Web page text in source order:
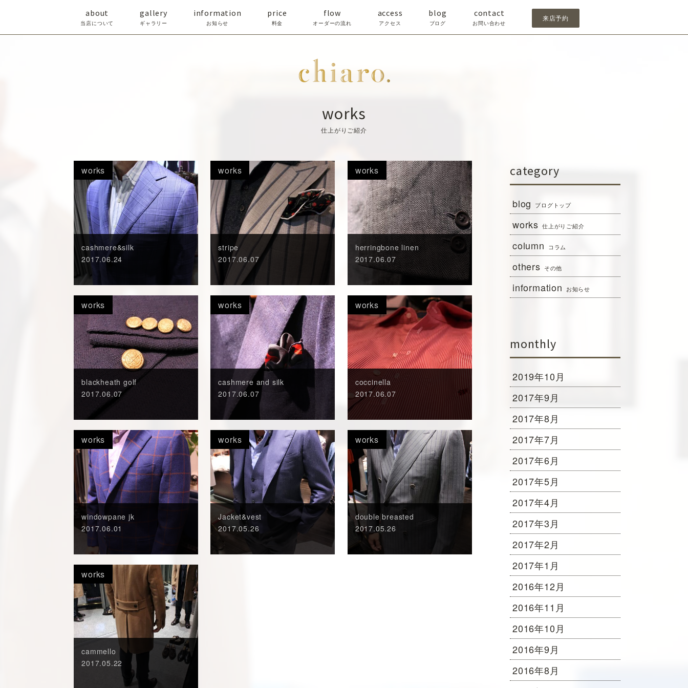
about
当店について
gallery
ギャラリー
information
お知らせ
price
料金
flow
オーダーの流れ
access
アクセス
blog
ブログ
contact
お問い合わせ
来店予約
works
仕上がりご紹介
cashmere&silk
2017.06.24
works
stripe
2017.06.07
works
herringbone linen
2017.06.07
works
blackheath golf
2017.06.07
works
cashmere and silk
2017.06.07
works
coccinella
2017.06.07
works
windowpane jk
2017.06.01
works
Jacket&vest
2017.05.26
works
double breasted
2017.05.26
works
cammello
2017.05.22
works
category
blog ブログトップ
works 仕上がりご紹介
column コラム
others その他
information お知らせ
monthly
2019年10月
2017年9月
2017年8月
2017年7月
2017年6月
2017年5月
2017年4月
2017年3月
2017年2月
2017年1月
2016年12月
2016年11月
2016年10月
2016年9月
2016年8月